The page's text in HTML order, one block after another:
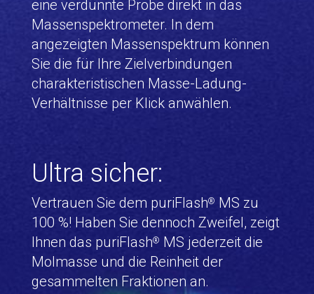
eine verdünnte Probe direkt in das
Massenspektrometer. In dem
angezeigten Massenspektrum können
Sie die für Ihre Zielverbindungen
charakteristischen Masse-Ladung-
Verhältnisse per Klick anwählen.
Ultra sicher:
Vertrauen Sie dem puriFlash® MS zu
100 %! Haben Sie dennoch Zweifel, zeigt
Ihnen das puriFlash® MS jederzeit die
Molmasse und die Reinheit der
gesammelten Fraktionen an.